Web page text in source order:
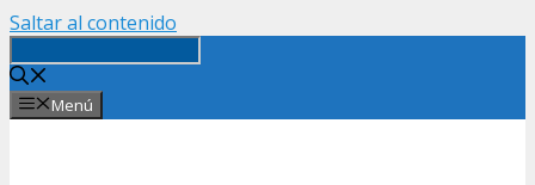
Saltar al contenido
Menú